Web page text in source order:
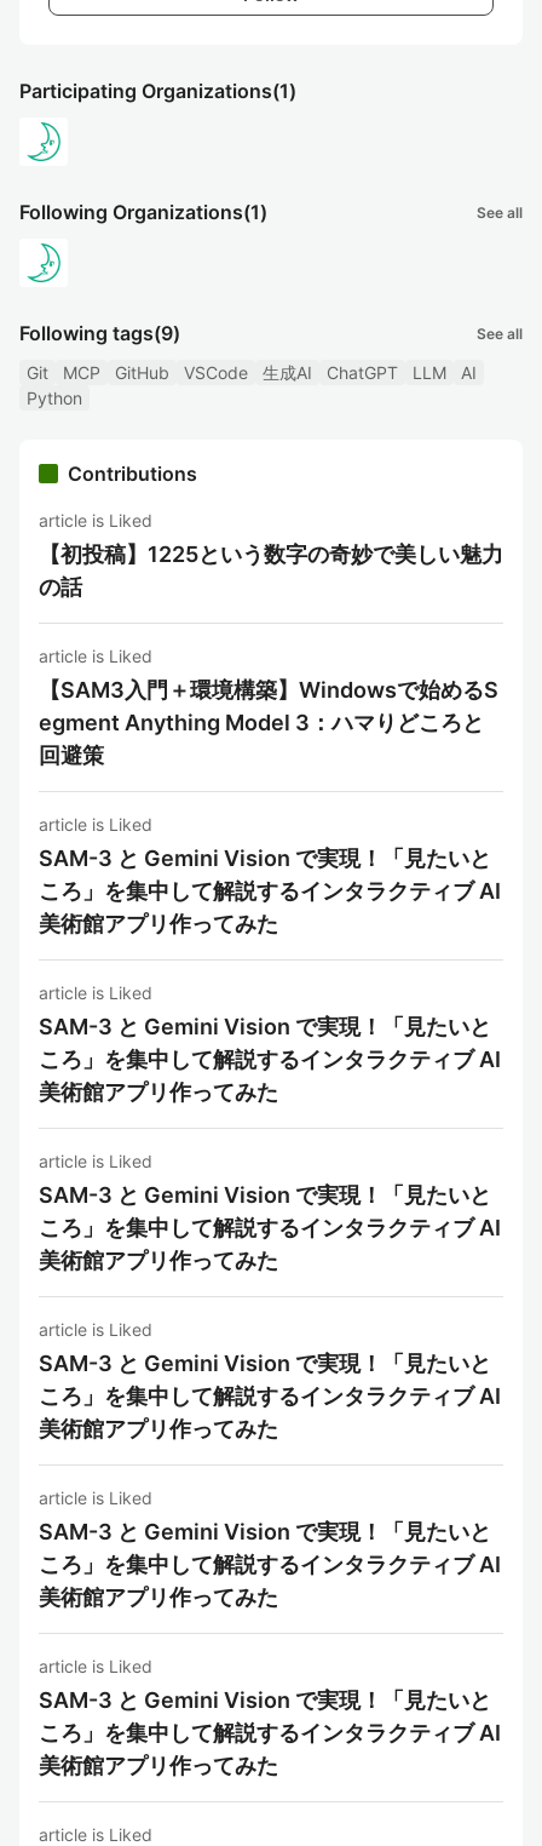
Participating Organizations(1)
Following Organizations(1) See all
Following tags(9) See all
Git MCP GitHub VSCode 生成AI ChatGPT LLM
AI
Python
Contributions
article is Liked
【初投稿】1225という数字の奇妙で美しい魅力
の話
article is Liked
【SAM3入門＋環境構築】Windowsで始めるS
egment Anything Model 3：ハマりどころと
回避策
article is Liked
SAM-3 と Gemini Vision で実現！「見たいと
ころ」を集中して解説するインタラクティブ AI
美術館アプリ作ってみた
article is Liked
SAM-3 と Gemini Vision で実現！「見たいと
ころ」を集中して解説するインタラクティブ AI
美術館アプリ作ってみた
article is Liked
SAM-3 と Gemini Vision で実現！「見たいと
ころ」を集中して解説するインタラクティブ AI
美術館アプリ作ってみた
article is Liked
SAM-3 と Gemini Vision で実現！「見たいと
ころ」を集中して解説するインタラクティブ AI
美術館アプリ作ってみた
article is Liked
SAM-3 と Gemini Vision で実現！「見たいと
ころ」を集中して解説するインタラクティブ AI
美術館アプリ作ってみた
article is Liked
SAM-3 と Gemini Vision で実現！「見たいと
ころ」を集中して解説するインタラクティブ AI
美術館アプリ作ってみた
article is Liked